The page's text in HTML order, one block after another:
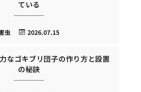
ている
2026.07.15
虫
なゴキブリ団子の作り方と設置
の秘訣